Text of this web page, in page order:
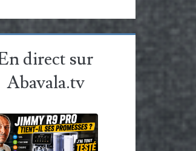
direct sur
Abavala.tv